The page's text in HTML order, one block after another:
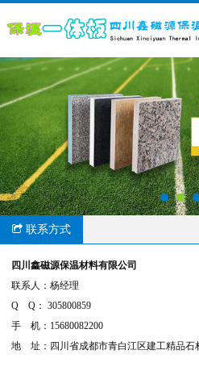
联系方式
四川鑫磁源保温材料有限公司
联系人：杨经理
Q Q： 305800859
手 机：15680082200
地 址：四川省成都市青白江区建工精品石